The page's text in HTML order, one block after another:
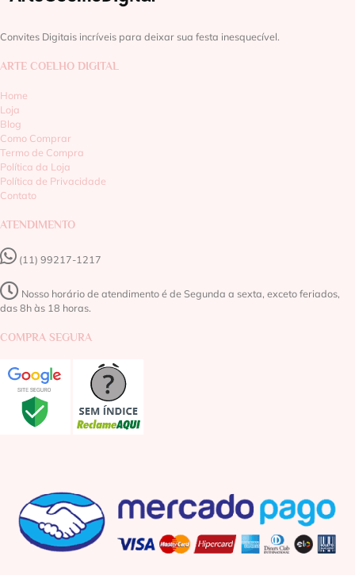
Convites Digitais incríveis para deixar sua festa inesquecível.
ARTE COELHO DIGITAL
Home
Loja
Blog
Como Comprar
Termo de Compra
Política da Loja
Política de Privacidade
Contato
ATENDIMENTO
(11) 99217-1217‬
Nosso horário de atendimento é de Segunda a sexta, exceto feriados,
das 8h às 18 horas.
COMPRA SEGURA